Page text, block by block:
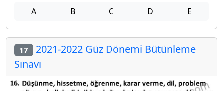
A B C D E
17 2021-2022 Güz Dönemi Bütünleme
Sınavı